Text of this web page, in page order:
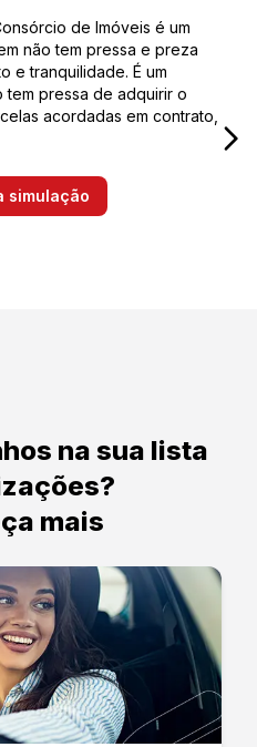
de Imóveis é um
não tem pressa e preza
e tranquilidade. É um
tem pressa de adquirir o
acordadas em contrato,
simulação
na sua lista
mais